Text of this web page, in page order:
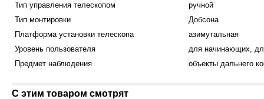
Тип управления телескопом
ручной
Тип монтировки
Добсона
Платформа установки телескопа
азимутальная
Уровень пользователя
для начинающих,
Предмет наблюдения
объекты дальнего
С этим товаром смотрят